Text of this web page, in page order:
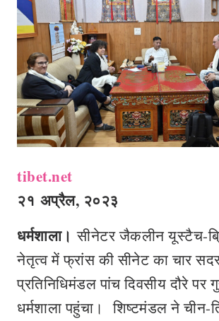
tibet.net
२१ अप्रैल, २०२३
धर्मशाला। सीनेटर जैकलीन यूस्टैच-
नेतृत्व में फ्रांस की सीनेट का चार
प्रतिनिधिमंडल पांच दिवसीय दौरे पर
धर्मशाला पहुंचा। शिष्टमंडल ने चीन-